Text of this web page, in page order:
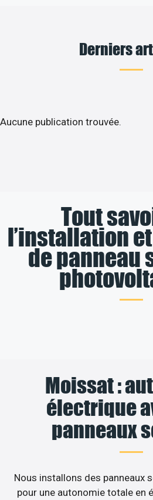
Derniers
Aucune publication trouvée.
Tout
l’installation
de panneau
Moissat :
électrique
panneaux
Nous installons des panneaux
pour une autonomie totale en